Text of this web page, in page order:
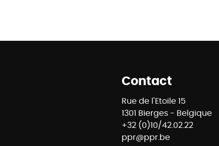
Contact
Rue de l'Etoile 15
1301 Bierges - Belgique
+32 (0)10/42.02.22
ppr@ppr.be